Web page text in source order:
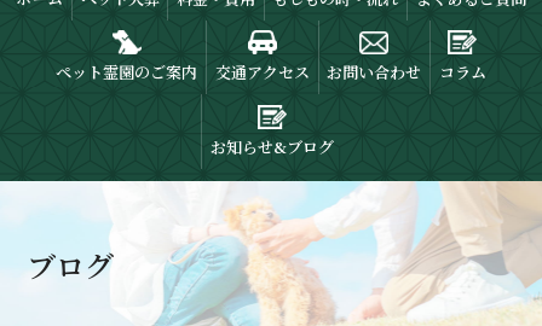
ペット霊園のご案内 交通アクセス お問い合わせ コラム
お知らせ&ブログ
ブログ